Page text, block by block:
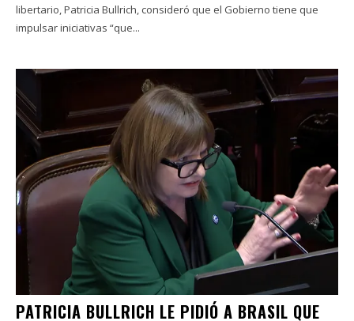
libertario, Patricia Bullrich, consideró que el Gobierno tiene que
impulsar iniciativas “que...
PATRICIA BULLRICH LE PIDIÓ A BRASIL QUE